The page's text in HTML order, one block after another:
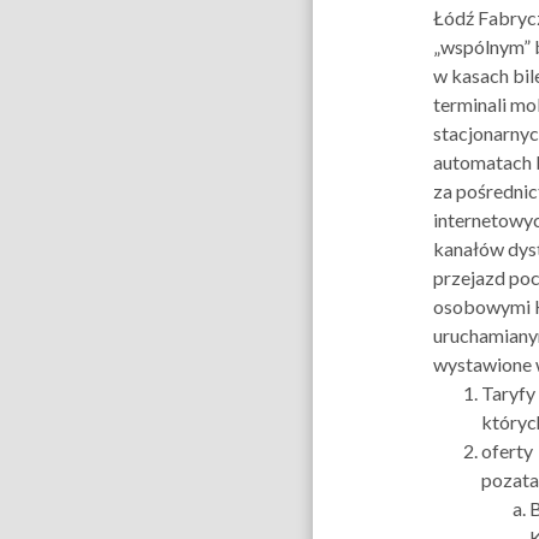
Łódź
w kasach
terminali
automatach
za
kanałów
przejazd
osobowymi
wystawione
oferty